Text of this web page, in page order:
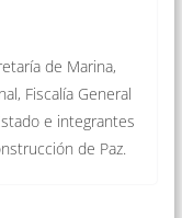
de Marina,
Fiscalía General
e integrantes
de Paz.